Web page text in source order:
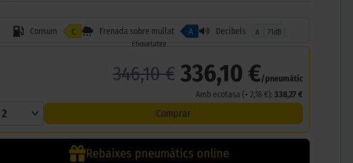
Consum C Frenada sobre mullat A Decibels A
71dB
Etiquetatge
346,10 € 336,10 €/pneumàtic
Amb ecotasa (+ 2,18 €): 338,27 €
2 Comprar
Rebaixes pneumàtics online